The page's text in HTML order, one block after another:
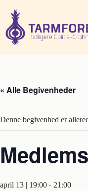
indhold
« Alle Begivenheder
Denne begivenhed er
april 13 | 19:00 - 21:00